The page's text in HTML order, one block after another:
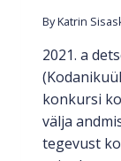
ByKatrin
2021. a
konkursi
välja
tegevust